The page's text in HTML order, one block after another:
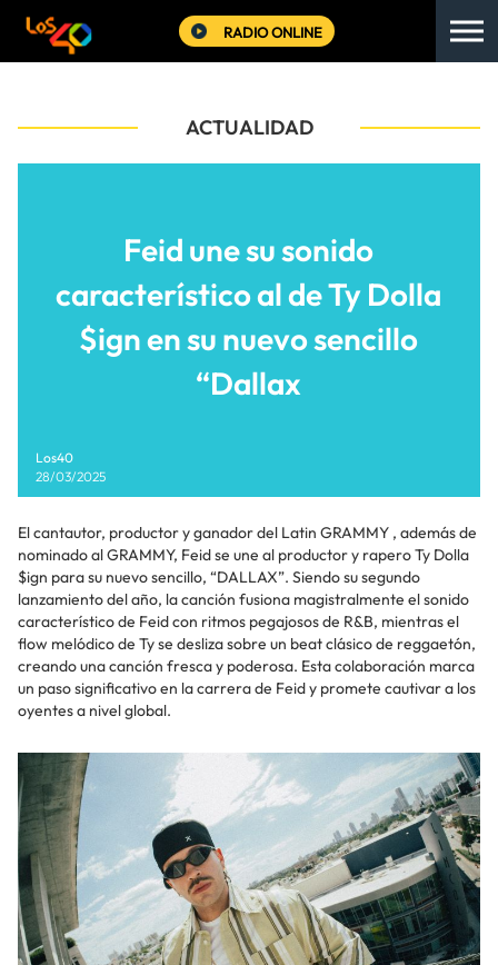
RADIO ONLINE
ACTUALIDAD
Feid une su sonido
característico al de Ty Dolla
$ign en su nuevo sencillo
“Dallax
Los40
28/03/2025
El cantautor, productor y ganador del Latin GRAMMY , además de
nominado al GRAMMY, Feid se une al productor y rapero Ty Dolla
$ign para su nuevo sencillo, “DALLAX”. Siendo su segundo
lanzamiento del año, la canción fusiona magistralmente el sonido
característico de Feid con ritmos pegajosos de R&B, mientras el
flow melódico de Ty se desliza sobre un beat clásico de reggaetón,
creando una canción fresca y poderosa. Esta colaboración marca
un paso significativo en la carrera de Feid y promete cautivar a los
oyentes a nivel global.